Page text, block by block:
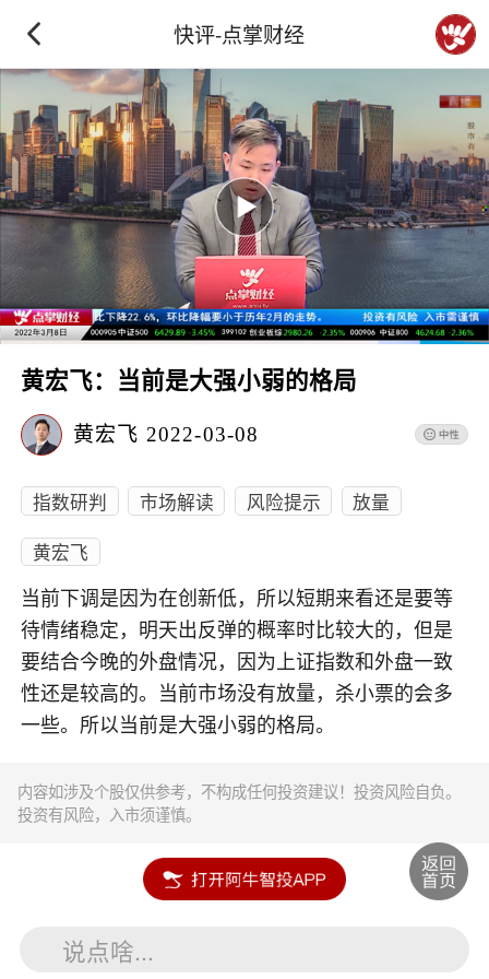
快评-点掌财经
黄宏飞：当前是大强小弱的格局
黄宏飞 2022-03-08
指数研判 市场解读 风险提示
放量
黄宏飞
当前下调是因为在创新低，所以短期来看还是要等
待情绪稳定，明天出反弹的概率时比较大的，但是
要结合今晚的外盘情况，因为上证指数和外盘一致
性还是较高的。当前市场没有放量，杀小票的会多
一些。所以当前是大强小弱的格局。
内容如涉及个股仅供参考，不构成任何投资建议！投资风险自负。
投资有风险，入市须谨慎。
说点啥...